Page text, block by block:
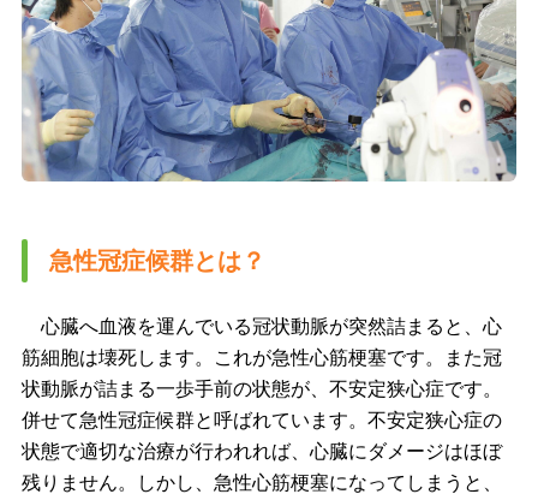
急性冠症候群とは？
心臓へ血液を運んでいる冠状動脈が突然詰まると、心
筋細胞は壊死します。これが急性心筋梗塞です。また冠
状動脈が詰まる一歩手前の状態が、不安定狭心症です。
併せて急性冠症候群と呼ばれています。不安定狭心症の
状態で適切な治療が行われれば、心臓にダメージはほぼ
残りません。しかし、急性心筋梗塞になってしまうと、